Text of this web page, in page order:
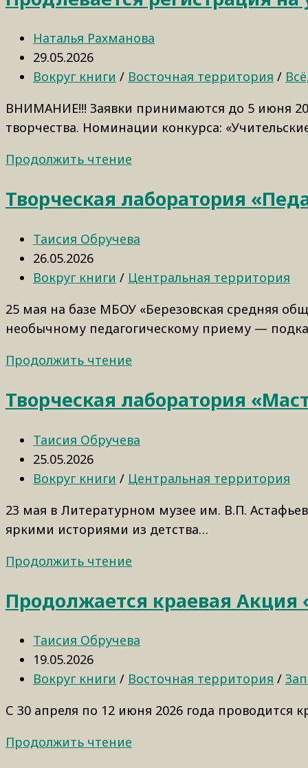
Наталья Рахманова
29.05.2026
Вокруг книги / Восточная территория /
ВНИМАНИЕ!!! Заявки принимаются до 5 июня
творчества. Номинации конкурса:
Продолжить чтение
Творческая лаборатория
Таисия Обручева
26.05.2026
Вокруг книги / Центральная территория
25 мая на базе МБОУ «Березовская средняя
необычному педагогическому приему —
Продолжить чтение
Творческая лаборатория
Таисия Обручева
25.05.2026
Вокруг книги / Центральная территория
23 мая в Литературном музее им. В.П.
яркими историями из детства…
Продолжить чтение
Продолжается краевая Акция
Таисия Обручева
19.05.2026
Вокруг книги / Восточная территория /
С 30 апреля по 12 июня 2026 года проводится
Продолжить чтение